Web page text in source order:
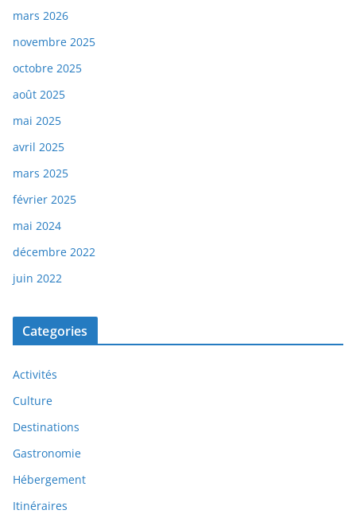
mars 2026
novembre 2025
octobre 2025
août 2025
mai 2025
avril 2025
mars 2025
février 2025
mai 2024
décembre 2022
juin 2022
Categories
Activités
Culture
Destinations
Gastronomie
Hébergement
Itinéraires